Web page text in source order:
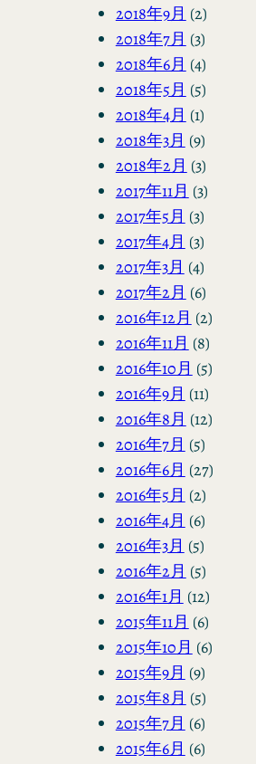
2018年9月 (2)
2018年7月 (3)
2018年6月 (4)
2018年5月 (5)
2018年4月 (1)
2018年3月 (9)
2018年2月 (3)
2017年11月 (3)
2017年5月 (3)
2017年4月 (3)
2017年3月 (4)
2017年2月 (6)
2016年12月 (2)
2016年11月 (8)
2016年10月 (5)
2016年9月 (11)
2016年8月 (12)
2016年7月 (5)
2016年6月 (27)
2016年5月 (2)
2016年4月 (6)
2016年3月 (5)
2016年2月 (5)
2016年1月 (12)
2015年11月 (6)
2015年10月 (6)
2015年9月 (9)
2015年8月 (5)
2015年7月 (6)
2015年6月 (6)